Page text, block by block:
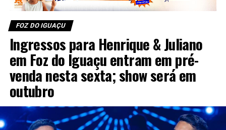
FOZ DO IGUAÇU
Ingressos para Henrique & Juliano
em Foz do Iguaçu entram em pré-
venda nesta sexta; show será em
outubro